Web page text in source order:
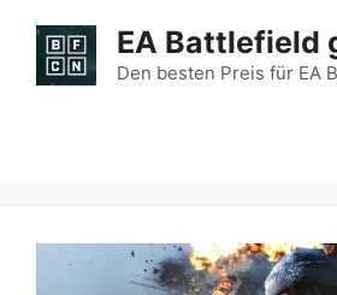
Inhalt
springen
EA Battlefield
Den besten Preis für EA